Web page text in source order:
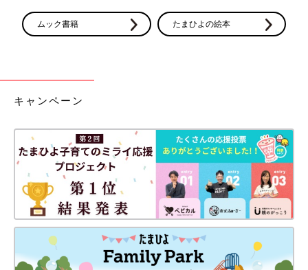
ムック書籍 たまひよの絵本
キャンペーン